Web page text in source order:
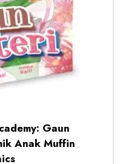
Gaun
Anak Muffin